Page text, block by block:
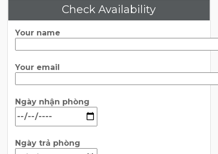
Check Availability
Your name
Your email
Ngày nhận phòng
Ngày trả phòng